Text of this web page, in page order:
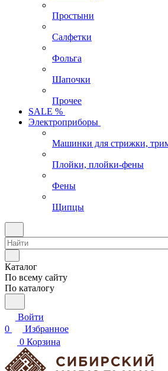
Простыни
Салфетки
Фольга
Шапочки
Прочее
SALE %
Электроприборы
Машинки для стрижки,
Плойки, плойки-фены
Фены
Щипцы
Каталог
По всему сайту
По каталогу
Войти
0
Избранное
0 Корзина